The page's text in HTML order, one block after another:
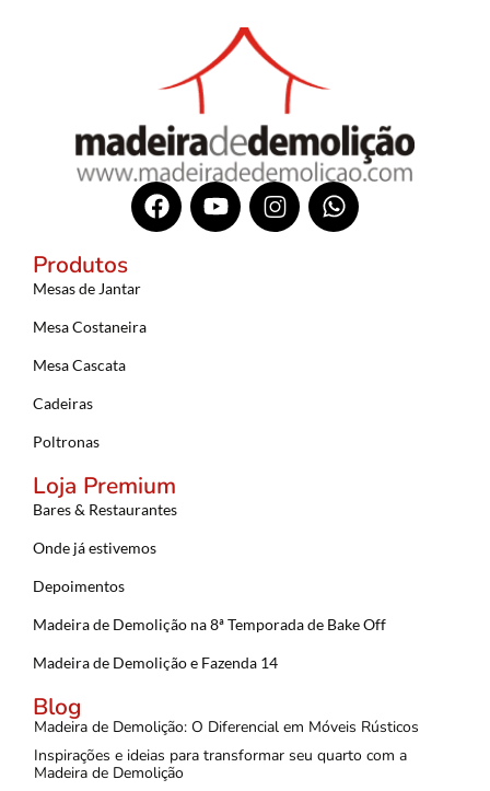
Produtos
Mesas de Jantar
Mesa Costaneira
Mesa Cascata
Cadeiras
Poltronas
Loja Premium
Bares & Restaurantes
Onde já estivemos
Depoimentos
Madeira de Demolição na 8ª Temporada de Bake Off
Madeira de Demolição e Fazenda 14
Blog
Madeira de Demolição: O Diferencial em Móveis Rústicos
Inspirações e ideias para transformar seu quarto com a
Madeira de Demolição